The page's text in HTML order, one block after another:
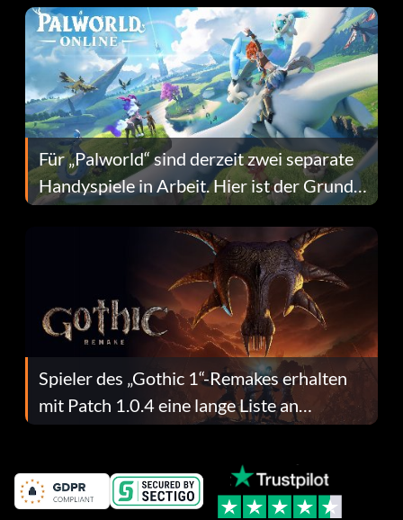
Für „Palworld“ sind derzeit zwei separate
Handyspiele in Arbeit. Hier ist der Grund
dafür.
Spieler des „Gothic 1“-Remakes erhalten
mit Patch 1.0.4 eine lange Liste an
Fehlerbehebungen